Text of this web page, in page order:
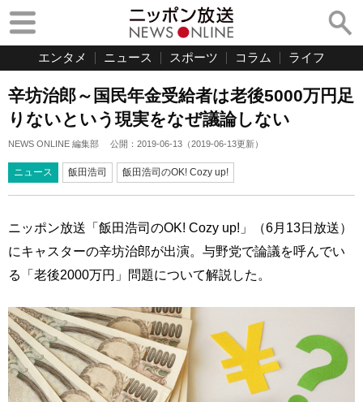
エンタメ ニュース スポーツ コラム ライフ
辛坊治郎～国民年金受給者は老後5000万円足
りないという現実をなぜ議論しない
NEWS ONLINE 編集部 公開： 2019-06-13 （2019-06-13更新）
ニュース 飯田浩司 飯田浩司のOK! Cozy up!
ニッポン放送「飯田浩司のOK! Cozy up!」（6月13日放送）
にキャスターの辛坊治郎が出演。与野党で論議を呼んでい
る「老後2000万円」問題について解説した。